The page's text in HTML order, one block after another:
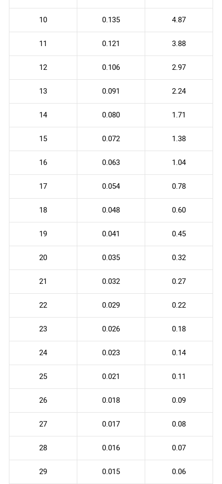
10 0.135 4.87
11 0.121 3.88
12 0.106 2.97
13 0.091 2.24
14 0.080 1.71
15 0.072 1.38
16 0.063 1.04
17 0.054 0.78
18 0.048 0.60
19 0.041 0.45
20 0.035 0.32
21 0.032 0.27
22 0.029 0.22
23 0.026 0.18
24 0.023 0.14
25 0.021 0.11
26 0.018 0.09
27 0.017 0.08
28 0.016 0.07
29 0.015 0.06